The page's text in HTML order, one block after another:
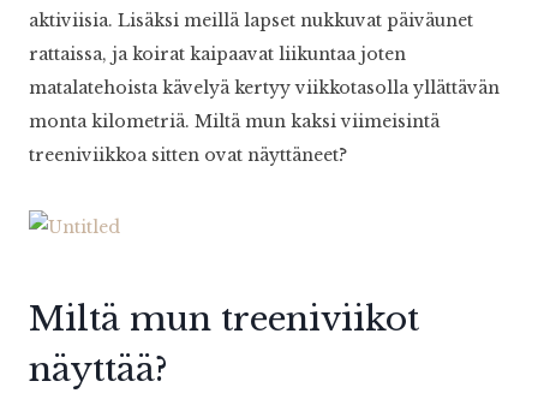
aktiviisia. Lisäksi meillä lapset nukkuvat päiväunet
rattaissa, ja koirat kaipaavat liikuntaa joten
matalatehoista kävelyä kertyy viikkotasolla yllättävän
monta kilometriä. Miltä mun kaksi viimeisintä
treeniviikkoa sitten ovat näyttäneet?
Miltä mun treeniviikot
näyttää?